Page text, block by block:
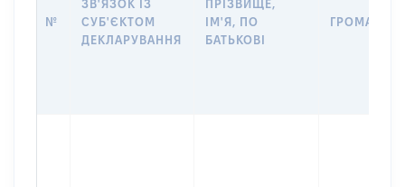
№
ЗВ'ЯЗОК ІЗ
СУБ'ЄКТОМ
ДЕКЛАРУВАННЯ
ПРІЗВИЩЕ,
ІМ'Я, ПО
БАТЬКОВІ